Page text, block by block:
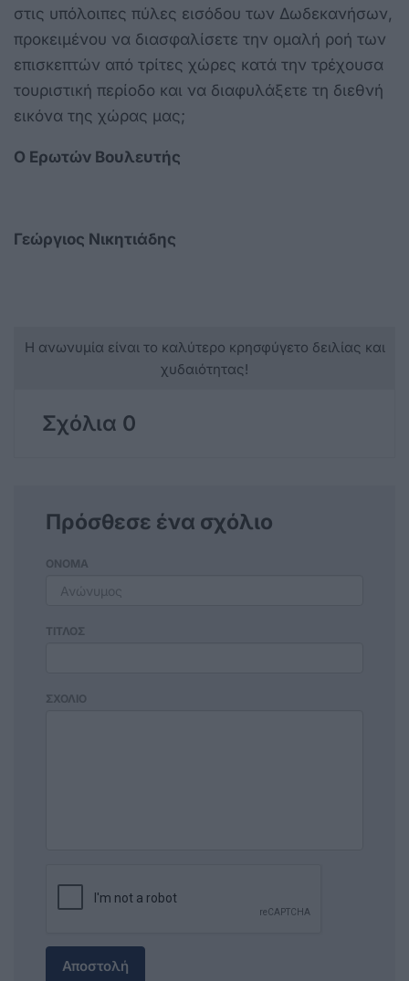
στις υπόλοιπες πύλες εισόδου των Δωδεκανήσων,
προκειμένου να διασφαλίσετε την ομαλή ροή των
επισκεπτών από τρίτες χώρες κατά την τρέχουσα
τουριστική περίοδο και να διαφυλάξετε τη διεθνή
εικόνα της χώρας μας;
Ο Ερωτών Βουλευτής
Γεώργιος Νικητιάδης
Η ανωνυμία είναι το καλύτερο κρησφύγετο δειλίας και
χυδαιότητας!
Σχόλια 0
Πρόσθεσε ένα σχόλιο
ΟΝΟΜΑ
ΤΙΤΛΟΣ
ΣΧΟΛΙΟ
Αποστολή